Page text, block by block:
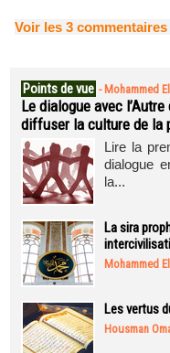
Voir les 3 commentaires
Points de vue - Mohammed
Le dialogue avec
diffuser la culture de la
Lire la
dialogue
la...
La sira
Mohammed
Les vertus
Housman